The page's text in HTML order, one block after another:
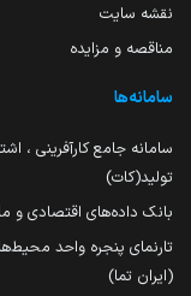
نقشه سایت
مناقصه و مزایده
سامانه‌ها
سامانه جامع کارآفرینی ،
تولید(کات)
بانک داده‌های اقتصادی و
تارنمای پنجره واحد
(ایران تما)